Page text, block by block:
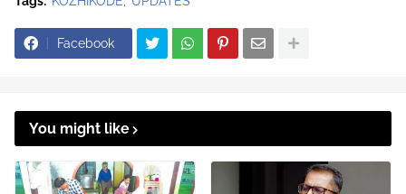
Facebook
You might like